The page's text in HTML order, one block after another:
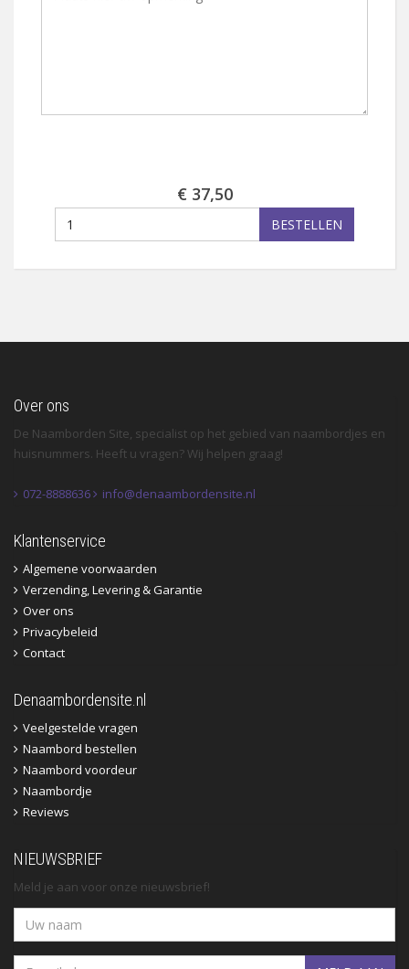
€ 37,50
BESTELLEN
Over ons
De Naamborden Site, specialist op het gebied van naambordjes en
huisnummers. Heeft u vragen? Wij helpen graag!
072-8888636 info@denaambordensite.nl
Klantenservice
Algemene voorwaarden
Verzending, Levering & Garantie
Over ons
Privacybeleid
Contact
Denaambordensite.nl
Veelgestelde vragen
Naambord bestellen
Naambord voordeur
Naambordje
Reviews
NIEUWSBRIEF
Meld je aan voor onze nieuwsbrief!